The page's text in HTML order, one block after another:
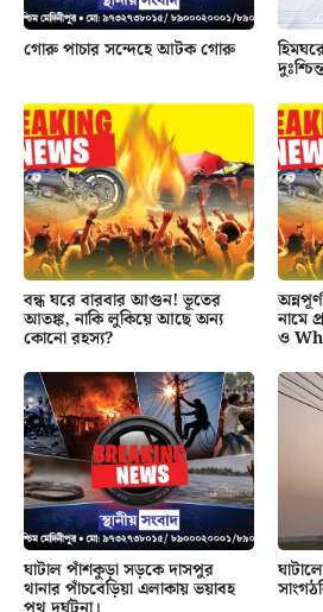
গোরু পাচার সন্দেহে আটক গোরু
বন্ধ ঘরে বারবার আগুন! ভূতের
আতঙ্ক, নাকি লুকিয়ে আছে অন্য
কোনো রহস্য?
নামে
ও
ঘাটাল পাঁশকুড়া সড়কে দাসপুর
থানার পাঁচবেড়িয়া এলাকায় ভয়াবহ